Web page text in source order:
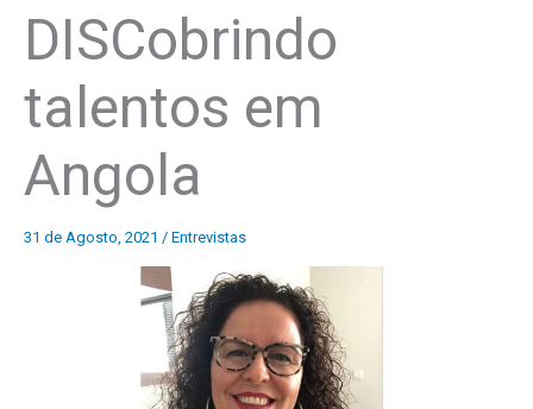
DISCobrindo
talentos em
Angola
31 de Agosto, 2021 / Entrevistas